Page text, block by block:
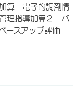
算 電子的調剤情
理指導加算２ バ
ースアップ評価